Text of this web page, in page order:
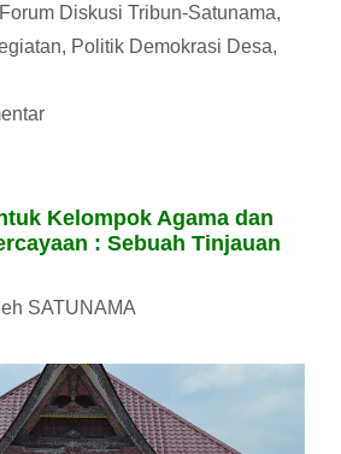
Forum Diskusi Tribun-Satunama,
, Politik Demokrasi Desa,
Kelompok Agama dan
: Sebuah Tinjauan
SATUNAMA